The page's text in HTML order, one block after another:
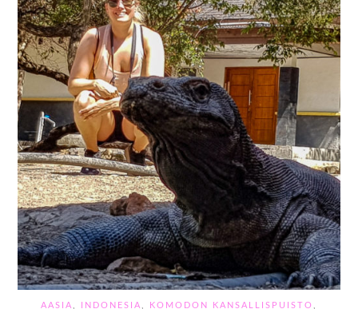
AASIA INDONESIA KOMODON KANSALLISPUISTO